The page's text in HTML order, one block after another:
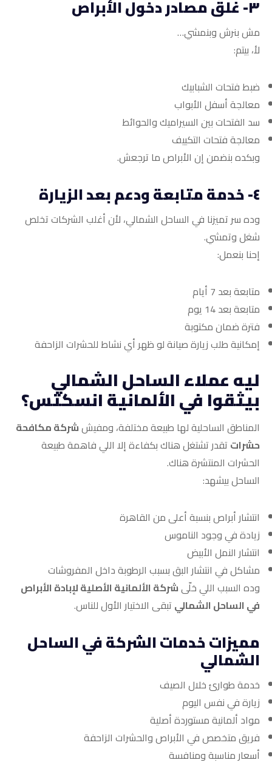
٣- غلق مصادر دخول الأبراص
مش بنرش وبنمشي…
لأ، بيتم:
ضبط فتحات الشبابيك
معالجة أسفل الأبواب
سد الفتحات بين السيراميك والحوائط
معالجة فتحات التكييف
وبكده بنضمن إن الأبراص ما ترجعش.
٤- خدمة متابعة ودعم بعد الزيارة
وده سر تميزنا في الساحل الشمالي، لأن أغلب الشركات تخلص
شغل وتمشي.
إحنا بنعمل:
متابعة بعد 7 أيام
متابعة بعد 14 يوم
فترة ضمان مكتوبة
إمكانية طلب زيارة صيانة لو ظهر أي نشاط للحشرات الزاحفة
ليه عملاء الساحل الشمالي
بيثقوا في الألمانية انسكتس؟
المناطق الساحلية لها طبيعة مختلفة، ومفيششركة مكافحة
حشرات تقدر تشتغل هناك بكفاءة إلا اللي فاهمة طبيعة
الحشرات المنتشرة هناك.
الساحل بيشهد:
انتشار أبراص بنسبة أعلى من القاهرة
زيادة في وجود الناموس
انتشار النمل الأبيض
مشاكل في انتشار البق بسبب الرطوبة داخل المفروشات
وده السبب اللي خلّىشركة الألمانية الأصلية لإبادة الأبراص
في الساحل الشمالي تبقى الاختيار الأول للناس.
مميزات خدمات الشركة في الساحل
الشمالي
خدمة طوارئ خلال الصيف
زيارة في نفس اليوم
مواد ألمانية مستوردة أصلية
فريق متخصص في الأبراص والحشرات الزاحفة
أسعار مناسبة ومنافسة